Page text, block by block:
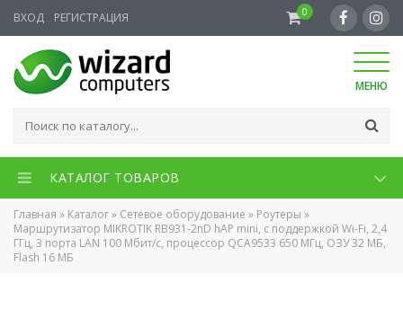
ВХОД РЕГИСТРАЦИЯ 0
МЕНЮ
КАТАЛОГ ТОВАРОВ
Главная » Каталог» Сетевое оборудование » Роутеры »
Маршрутизатор MIKROTIK RB931-2nD hAP mini, с поддержкой Wi-Fi, 2,4
ГГц, 3 порта LAN 100 Мбит/с, процессор QCA9533 650 МГц, ОЗУ 32 МБ,
Flash 16 МБ